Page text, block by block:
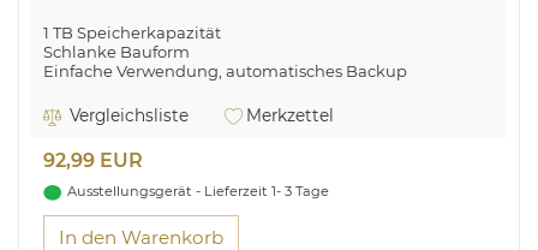
1 TB Speicherkapazität
Schlanke Bauform
Einfache Verwendung, automatisches Backup
Festplatte in bewährter, zuverlässiger WD® Qualität
SuperSpeed USB Port, kompatibel mit USB 2.0
Western Digital My Passport. HDD Kapazität: 1000 GB.
USB-Version: 3.2 Gen 1 (3.1 Gen 1). Produktfarbe: Schwarz
Vergleichsliste Merkzettel
92,99 EUR
Ausstellungsgerät - Lieferzeit 1- 3 Tage
In den Warenkorb